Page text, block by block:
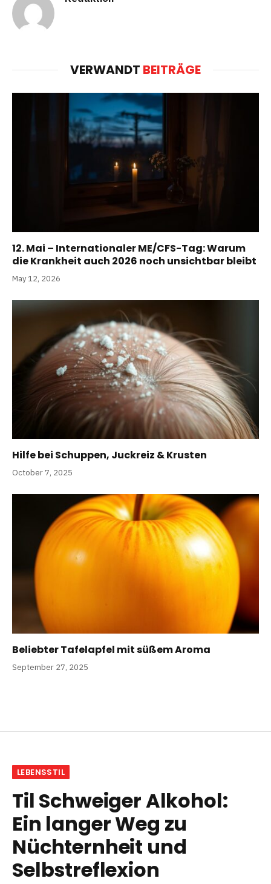
VERWANDT BEITRÄGE
12. Mai – Internationaler ME/CFS-Tag: Warum
die Krankheit auch 2026 noch unsichtbar bleibt
May 12, 2026
Hilfe bei Schuppen, Juckreiz & Krusten
October 7, 2025
Beliebter Tafelapfel mit süßem Aroma
September 27, 2025
LEBENSSTIL
Til Schweiger Alkohol:
Ein langer Weg zu
Nüchternheit und
Selbstreflexion